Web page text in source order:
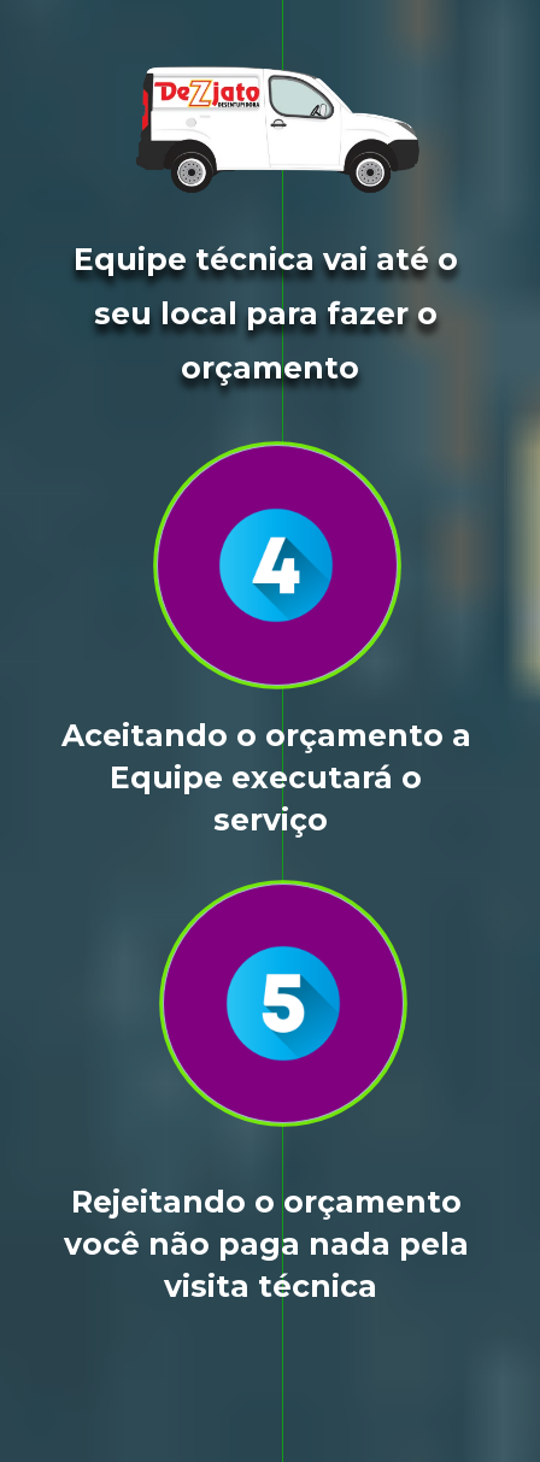
Equipe técnica vai até o
seu local para fazer o
orçamento
Rejeitando o orçamento
você não paga nada pela
visita técnica
Aceitando o orçamento a
Equipe executará o
serviço